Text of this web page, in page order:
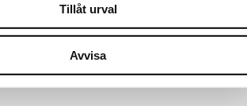
Tillåt urval
Avvisa